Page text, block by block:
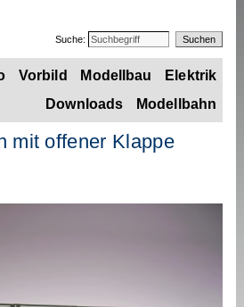
Suche:
Vorbild Modellbau
Elektrik
Downloads
Modellbahn
mit offener Klappe